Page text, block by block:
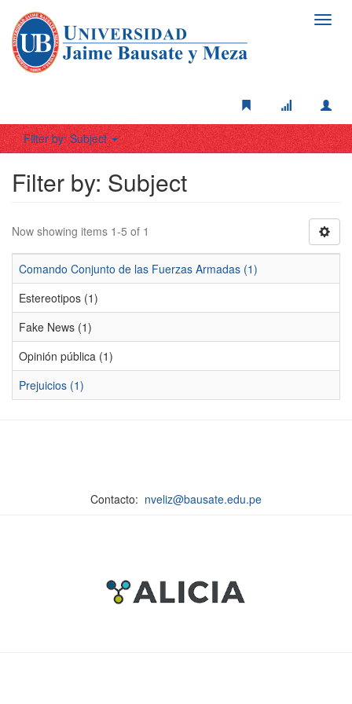
Filter by: Subject
Filter by: Subject
Now showing items 1-5 of 1
Comando Conjunto de las Fuerzas Armadas (1)
Estereotipos (1)
Fake News (1)
Opinión pública (1)
Prejuicios (1)
Contacto: nveliz@bausate.edu.pe